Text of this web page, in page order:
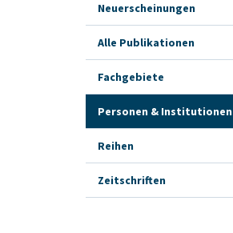
Neuerscheinungen
Alle Publikationen
Fachgebiete
Personen & Institutionen
Reihen
Zeitschriften